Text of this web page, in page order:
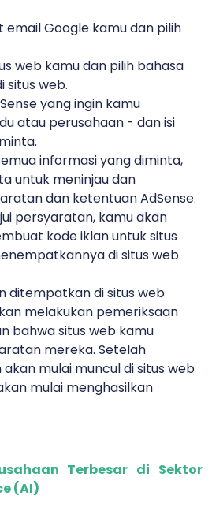
email Google kamu dan pilih
web kamu dan pilih bahasa
situs web.
yang ingin kamu
atau perusahaan - dan isi
informasi yang diminta,
untuk meninjau dan
dan ketentuan AdSense.
persyaratan, kamu akan
kode iklan untuk situs
di situs web
ditempatkan di situs web
melakukan pemeriksaan
bahwa situs web kamu
mereka. Setelah
mulai muncul di situs web
mulai menghasilkan
Terbesar di Sektor
(AI)